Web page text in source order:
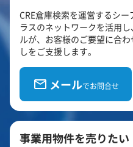
CRE倉庫検索を運営するシ
ラスのネットワークを活用
ルが、お客様のご要望に合
しをご支援します。
メールでお問合せ
事業用物件を売りた